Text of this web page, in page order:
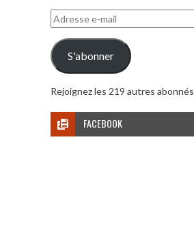
Adresse
e-
mail
S'abonner
Rejoignez les 219 autres abonnés
FACEBOOK